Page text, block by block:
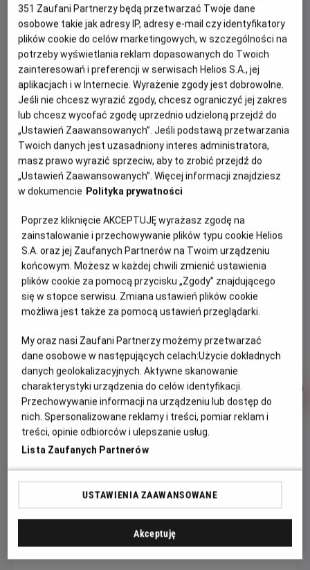
HELIOS DLA DZIECI
Pucio kocha
zwierzaki -
premierowe
seanse z
konkursami
HDD
sobota (22
sierpnia), 10:30
FILMY DLA DZIECI
Minionki i
straszydła
OCENA HELIOS
6.5
Ekipa
zwierzaków
Vaiana
AKTUALNOŚCI Zobacz więcej
351 Zaufani Partnerzy będą przetwarzać Twoje dane
osobowe takie jak adresy IP, adresy e-mail czy identyfikatory
plików cookie do celów marketingowych, w szczególności na
potrzeby wyświetlania reklam dopasowanych do Twoich
zainteresowań i preferencji w serwisach Helios S.A., jej
aplikacjach i w Internecie. Wyrażenie zgody jest dobrowolne.
Jeśli nie chcesz wyrazić zgody, chcesz ograniczyć jej zakres
lub chcesz wycofać zgodę uprzednio udzieloną przejdź do
„Ustawień Zaawansowanych”. Jeśli podstawą przetwarzania
Twoich danych jest uzasadniony interes administratora,
masz prawo wyrazić sprzeciw, aby to zrobić przejdź do
„Ustawień Zaawansowanych”. Więcej informacji znajdziesz
w dokumencie Polityka prywatności
Poprzez kliknięcie AKCEPTUJĘ wyrażasz zgodę na
zainstalowanie i przechowywanie plików typu cookie Helios
S.A. oraz jej Zaufanych Partnerów na Twoim urządzeniu
końcowym. Możesz w każdej chwili zmienić ustawienia
plików cookie za pomocą przycisku „Zgody” znajdującego
się w stopce serwisu. Zmiana ustawień plików cookie
możliwa jest także za pomocą ustawień przeglądarki.
My oraz nasi Zaufani Partnerzy możemy przetwarzać
dane osobowe w następujących celach:Użycie dokładnych
danych geolokalizacyjnych. Aktywne skanowanie
charakterystyki urządzenia do celów identyfikacji.
Przechowywanie informacji na urządzeniu lub dostęp do
nich. Spersonalizowane reklamy i treści, pomiar reklam i
treści, opinie odbiorców i ulepszanie usług.
Lista Zaufanych Partnerów
USTAWIENIA ZAAWANSOWANE
Akceptuję